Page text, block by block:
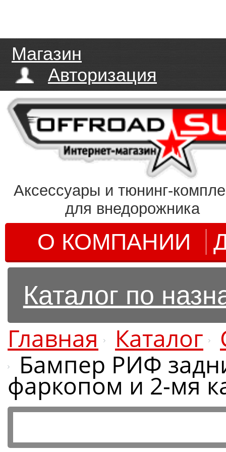
Магазин
Авторизация
Аксессуары и тюнинг-
для внедорожника
О КОМПАНИИ
Каталог по
Главная Каталог
Бампер РИФ
фаркопом и 2-мя